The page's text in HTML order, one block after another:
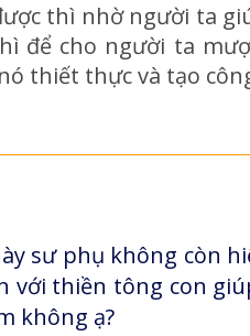
thì nhờ người ta
để cho người ta
thiết thực và tạo
sư phụ không còn
với thiền tông con
không ạ?